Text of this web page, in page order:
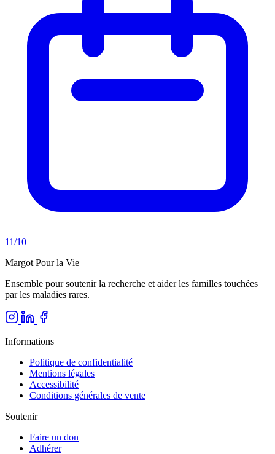
11/10
Margot Pour la Vie
Ensemble pour soutenir la recherche et aider les familles touchées
par les maladies rares.
Informations
Politique de confidentialité
Mentions légales
Accessibilité
Conditions générales de vente
Soutenir
Faire un don
Adhérer